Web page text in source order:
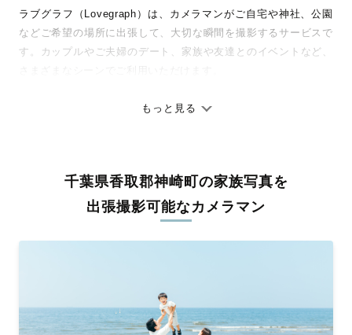
ラブグラフ（Lovegraph）は、カメラマンがご自宅や神社、公園
などご希望の場所に出張して、大切な瞬間を撮影するサービスで
す。カップルやご夫婦のデート、家族や友達とのイベントなど、
ありのままの空気感を大切に、何十年経っても見返したくなるよ
料金は全国どこでも一律。わかりやすく安心の価格設定です。オ
リジナルの研修と厳正な審査に合格し、撮影技術やホスピタリテ
ィを身につけたプロのカメラマンが全国47都道府県に在籍してい
撮影後は、独自の編集技術で写真の明るさや色合いを丁寧に調
整。自然な雰囲気を残しつつも、おしゃれで洗練された仕上がり
もっと見る
千葉県香取郡神崎町の家族写真を
出張撮影可能なカメラマン